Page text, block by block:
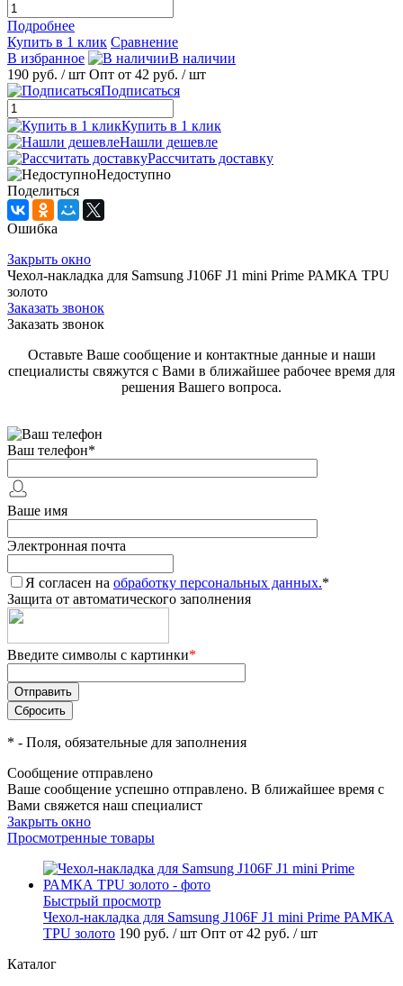
Подробнее
Купить в 1 клик Сравнение
В избранное
В наличии
190 руб. / шт Опт от 42 руб. / шт
Подписаться
Купить в 1 клик
Нашли дешевле
Рассчитать доставку
Недоступно
Поделиться
Ошибка
Закрыть окно
Чехол-накладка для Samsung J106F J1 mini Prime РАМКА TPU
золото
Заказать звонок
Заказать звонок
Оставьте Ваше сообщение и контактные данные и наши
специалисты свяжутся с Вами в ближайшее рабочее время для
решения Вашего вопроса.
Ваш телефон*
Ваше имя
Электронная почта
Я согласен на обработку персональных данных.*
Защита от автоматического заполнения
Введите символы с картинки*
* - Поля, обязательные для заполнения
Сообщение отправлено
Ваше сообщение успешно отправлено. В ближайшее время с
Вами свяжется наш специалист
Закрыть окно
Просмотренные товары
Быстрый просмотр
Чехол-накладка для Samsung J106F J1 mini Prime РАМКА
TPU золото 190 руб. / шт Опт от 42 руб. / шт
Каталог